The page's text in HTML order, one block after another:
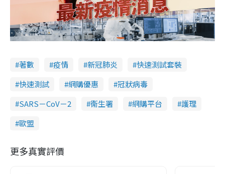
著數 疫情 新冠肺炎
快速測試套裝
快速測試
網購優惠
冠狀病毒
SARS－CoV－2
衞生署 網購平台
護理
歐盟
更多真實評價